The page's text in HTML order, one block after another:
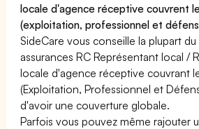
locale d'agence réceptive couvrent
(exploitation, professionnel et
SideCare vous conseille la plupart
assurances RC Représentant local /
locale d'agence réceptive couvrant
(Exploitation, Professionnel et
d'avoir une couverture globale.
Parfois vous pouvez même rajouter